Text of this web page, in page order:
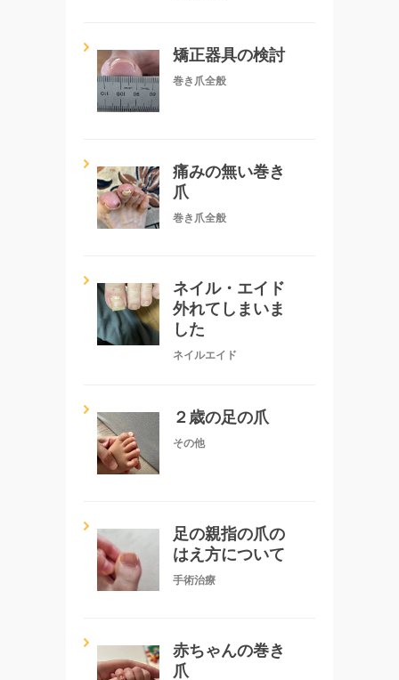
矯正器具の検討
巻き爪全般
痛みの無い巻き
爪
巻き爪全般
ネイル・エイド
外れてしまいま
した
ネイルエイド
２歳の足の爪
その他
足の親指の爪の
はえ方について
手術治療
赤ちゃんの巻き
爪